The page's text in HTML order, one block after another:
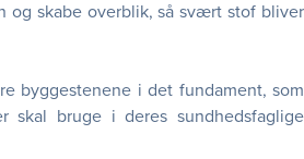
og skabe overblik, så svært stof bliver
byggestenene i det fundament, som
skal bruge i deres sundhedsfaglige